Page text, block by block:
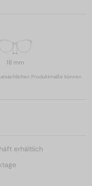
18 mm
Produktmaße können
erhältlich